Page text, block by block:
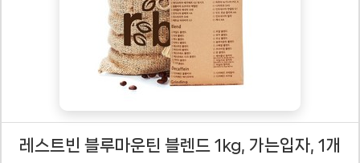
레스트빈 블루마운틴 블렌드 1kg, 가는입자, 1개